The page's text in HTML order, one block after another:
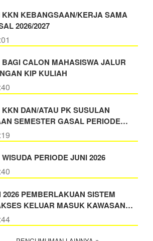
KKN KEBANGSAAN/KERJA SAMA
2026/2027
CALON MAHASISWA JALUR
KIP KULIAH
DAN/ATAU PK SUSULAN
SEMESTER GASAL PERIODE…
PERIODE JUNI 2026
2026 PEMBERLAKUAN SISTEM
KELUAR MASUK KAWASAN…